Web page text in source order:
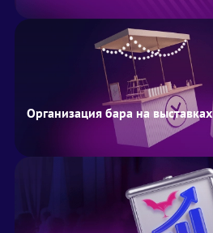
Организация бара на выставках